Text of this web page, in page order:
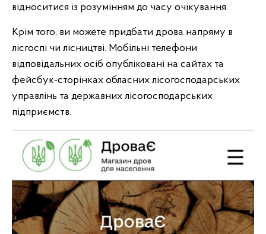
відноситися із розумінням до часу очікування.
Крім того, ви можете придбати дрова напряму в
лісгоспі чи лісництві. Мобільні телефони
відповідальних осіб опубліковані на сайтах та
фейсбук-сторінках обласних лісогосподарських
управлінь та державних лісогосподарських
підприємств.